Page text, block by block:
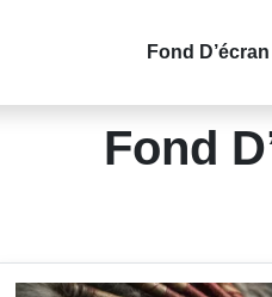
Fond
Fond